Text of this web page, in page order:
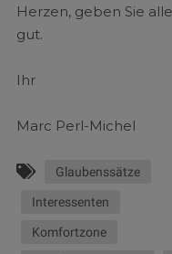
Herzen, geben Sie
gut.
Ihr
Marc Perl-Michel
Glaubenssätze
Interessenten
Komfortzone